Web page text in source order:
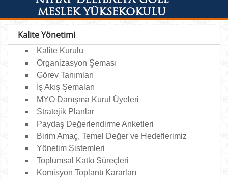
MESLEK YÜKSEKOKULU
Kalite Yönetimi
Kalite Kurulu
Organizasyon Şeması
Görev Tanımları
İş Akış Şemaları
MYO Danışma Kurul Üyeleri
Stratejik Planlar
Paydaş Değerlendirme Anketleri
Birim Amaç, Temel Değer ve Hedeflerimiz
Yönetim Sistemleri
Toplumsal Katkı Süreçleri
Komisyon Toplantı Kararları